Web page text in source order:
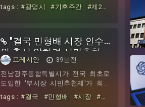
환경축제 '놀탄페스타'가 하나의 환
경축제로 어우러진다. 경기 광명시와
놀탄페스타'가 오는 10월 24일 광명
시민운동장에서 열리며, 이를 함께
만들어 갈 체험부스 운영팀을 공개
모집한다. '2026 광명시 기후주간 &
제2회 놀탄페스타'​는 '빛의 도시 광
명, 재생에너지로 밝히는 탄소중
립'을 부제로 광명시 유아와 청소년,
tags : #광명시 #기후주간
#제2
"결국 민형배 시장 인수
위 출신 앉히려 시민추천
제 했나"
프레시안
39분전
전남광주통합특별시가 전국 최초로
도입한 '부시장 시민추천제'가 최종
후보 지명과 동시에 거센 역풍을 맞
고 있다. 민형배 통합특별시장이 시
tags : #결국 #민형배 #시장
#인